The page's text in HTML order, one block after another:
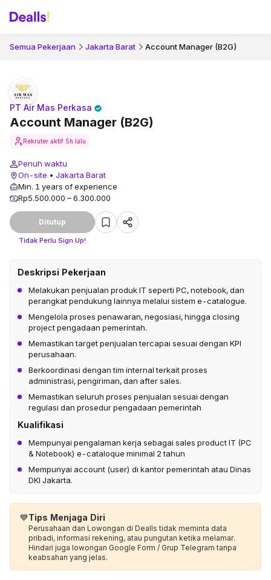
Semua Pekerjaan Jakarta Barat Account Manager (B2G)
Account Manager (B2G)
PT Air Mas Perkasa
Rekruter aktif 5h lalu
Penuh waktu
On-site • Jakarta Barat
Min. 1 years of experience
Rp5.500.000 – 6.300.000
Ditutup
Tidak Perlu Sign Up!
Deskripsi Pekerjaan
Melakukan penjualan produk IT seperti PC, notebook, dan
perangkat pendukung lainnya melalui sistem e-catalogue.
Mengelola proses penawaran, negosiasi, hingga closing
project pengadaan pemerintah.
Memastikan target penjualan tercapai sesuai dengan KPI
perusahaan.
Berkoordinasi dengan tim internal terkait proses
administrasi, pengiriman, dan after sales.
Memastikan seluruh proses penjualan sesuai dengan
regulasi dan prosedur pengadaan pemerintah
Kualifikasi
Mempunyai pengalaman kerja sebagai sales product IT (PC
& Notebook) e-cataloque minimal 2 tahun
Mempunyai account (user) di kantor pemerintah atau Dinas
DKI Jakarta.
💙Tips Menjaga Diri
Perusahaan dan Lowongan di Dealls tidak meminta data
pribadi, informasi rekening, atau pungutan ketika melamar.
Hindari juga lowongan Google Form / Grup Telegram tanpa
keabsahan yang jelas.